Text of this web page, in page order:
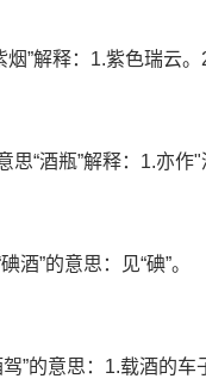
”解释：1.紫色瑞云。
“酒瓶”解释：1.亦作
酒”的意思：见“碘”。
”的意思：1.载酒的车